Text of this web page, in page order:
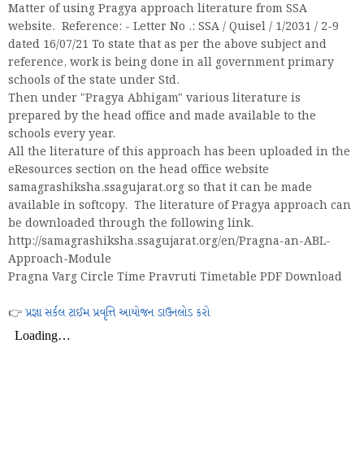
Matter of using Pragya approach literature from SSA
website. Reference: - Letter No .: SSA / Quisel / 1/2031 / 2-9
dated 16/07/21 To state that as per the above subject and
reference, work is being done in all government primary
schools of the state under Std.
Then under "Pragya Abhigam" various literature is
prepared by the head office and made available to the
schools every year.
All the literature of this approach has been uploaded in the
eResources section on the head office website
samagrashiksha.ssagujarat.org so that it can be made
available in softcopy. The literature of Pragya approach can
be downloaded through the following link.
http://samagrashiksha.ssagujarat.org/en/Pragna-an-ABL-
Approach-Module
Pragna Varg Circle Time Pravruti Timetable PDF Download
👉 પ્રજ્ઞા સર્કલ ટાઈમ પ્રવૃત્તિ આયોજન ડાઉનલોડ કરો